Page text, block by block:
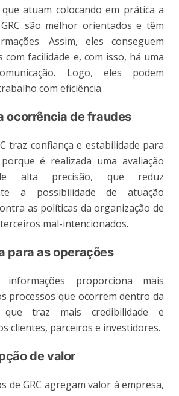
atuam colocando em prática a
são melhor orientados e têm
Assim, eles conseguem
facilidade e, com isso, há uma
Logo, eles podem
com eficiência.
ocorrência de fraudes
traz confiança e estabilidade para
é realizada uma avaliação
alta precisão, que reduz
a possibilidade de atuação
as políticas da organização de
mal-intencionados.
para as operações
proporciona mais
processos que ocorrem dentro da
que traz mais credibilidade e
clientes, parceiros e investidores.
de valor
de GRC agregam valor à empresa,